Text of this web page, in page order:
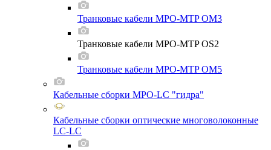
Транковые кабели MPO-MTP OM3
Транковые кабели MPO-MTP OS2
Транковые кабели MPO-MTP OM5
Кабельные сборки MPO-LC "гидра"
Кабельные сборки оптические многоволоконные
LC-LC